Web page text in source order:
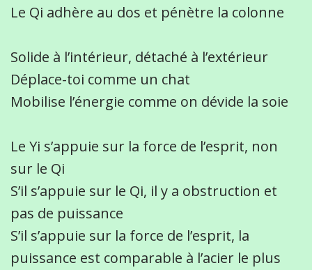
Le Qi adhère au dos et pénètre la colonne
Solide à l’intérieur, détaché à l’extérieur
Déplace-toi comme un chat
Mobilise l’énergie comme on dévide la soie
Le Yi s’appuie sur la force de l’esprit, non
sur le Qi
S’il s’appuie sur le Qi, il y a obstruction et
pas de puissance
S’il s’appuie sur la force de l’esprit, la
puissance est comparable à l’acier le plus